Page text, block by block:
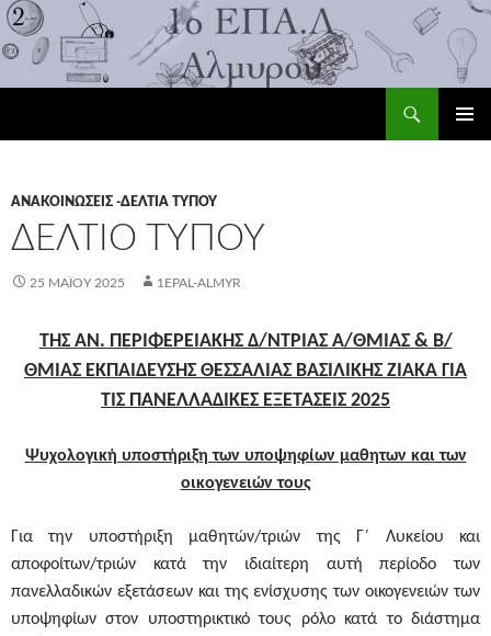
ΑΝΑΚΟΙΝΏΣΕΙΣ -ΔΕΛΤΊΑ ΤΎΠΟΥ
ΔΕΛΤΙΟ ΤΥΠΟΥ
25 ΜΑΪ́ΟΥ 2025 1EPAL-ALMYR
ΤΗΣ ΑΝ. ΠΕΡΙΦΕΡΕΙΑΚΗΣ Δ/ΝΤΡΙΑΣ Α/ΘΜΙΑΣ & Β/
ΘΜΙΑΣ ΕΚΠΑΙΔΕΥΣΗΣ ΘΕΣΣΑΛΙΑΣ ΒΑΣΙΛΙΚΗΣ ΖΙΑΚΑ ΓΙΑ
ΤΙΣ ΠΑΝΕΛΛΑΔΙΚΕΣ ΕΞΕΤΑΣΕΙΣ 2025
Ψυχολογική υποστήριξη των υποψηφίων μαθητων και των
οικογενειών τους
Για την υποστήριξη μαθητών/τριών της Γ΄ Λυκείου και
αποφοίτων/τριών κατά την ιδιαίτερη αυτή περίοδο των
πανελλαδικών εξετάσεων και της ενίσχυσης των οικογενειών των
υποψηφίων στον υποστηρικτικό τους ρόλο κατά το διάστημα